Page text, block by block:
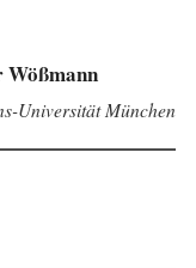
Universität München